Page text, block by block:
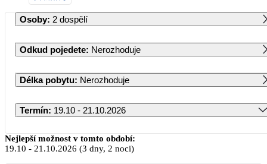
Osoby: 2 dospělí
Odkud pojedete: Nerozhoduje
Délka pobytu: Nerozhoduje
Termín: 19.10 - 21.10.2026
Říjen 2026
Nejlepší možnost v tomto období:
19.10 - 21.10.2026 (3 dny, 2 noci)